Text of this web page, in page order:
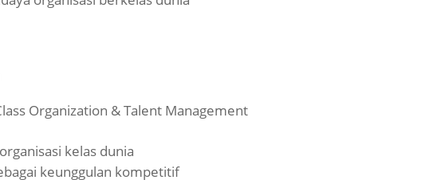
Organization & Talent Management
kelas dunia
keunggulan kompetitif